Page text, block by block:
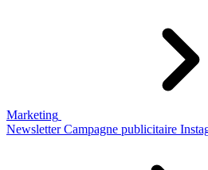
Marketing
Newsletter Campagne publicitaire